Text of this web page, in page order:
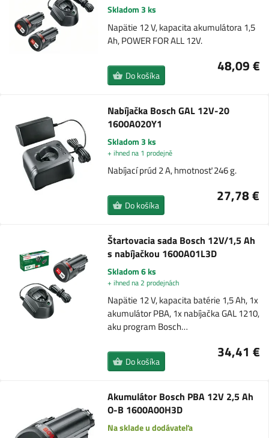
Skladom 3 ks
Napätie 12 V, kapacita akumulátora 1,5
Ah, POWER FOR ALL 12V.
48,09 €
Do košíka
Nabíjačka Bosch GAL 12V-20
1600A020Y1
Skladom 3 ks
+ ihned na 1 prodejně
Nabíjací prúd 2 A, hmotnosť 246 g.
27,78 €
Do košíka
Štartovacia sada Bosch 12V/1,5 Ah
s nabíjačkou 1600A01L3D
Skladom 6 ks
+ ihned na 2 prodejnách
Napätie 12 V, kapacita batérie 1,5 Ah, 1x
akumulátor PBA, 1x nabíjačka GAL 1210,
aku program Bosch…
34,41 €
Do košíka
Akumulátor Bosch PBA 12V 2,5 Ah
O-B 1600A00H3D
Na sklade u dodávateľa